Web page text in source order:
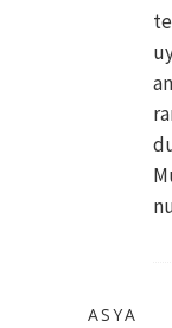
ASYA